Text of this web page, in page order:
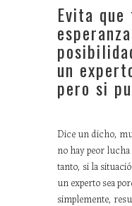
Evita
un
pero si
Dice un dicho,
no hay peor lucha
tanto, si la
un experto sea
simplemente,